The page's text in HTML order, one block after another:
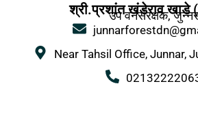
श्री.प्रशांत खंडेराव खाडे
उप वनसंरक्षक, जुन्नर
Near Tahsil Office, Junnar,